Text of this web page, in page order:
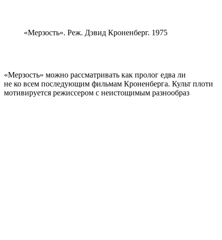
«Мерзость». Реж. Дэвид Кроненберг. 1975
«Мерзость» можно рассматривать как пролог едва ли
не ко всем последующим фильмам Кроненберга. Культ плоти
мотивируется режиссером с неистощимым разнообраз